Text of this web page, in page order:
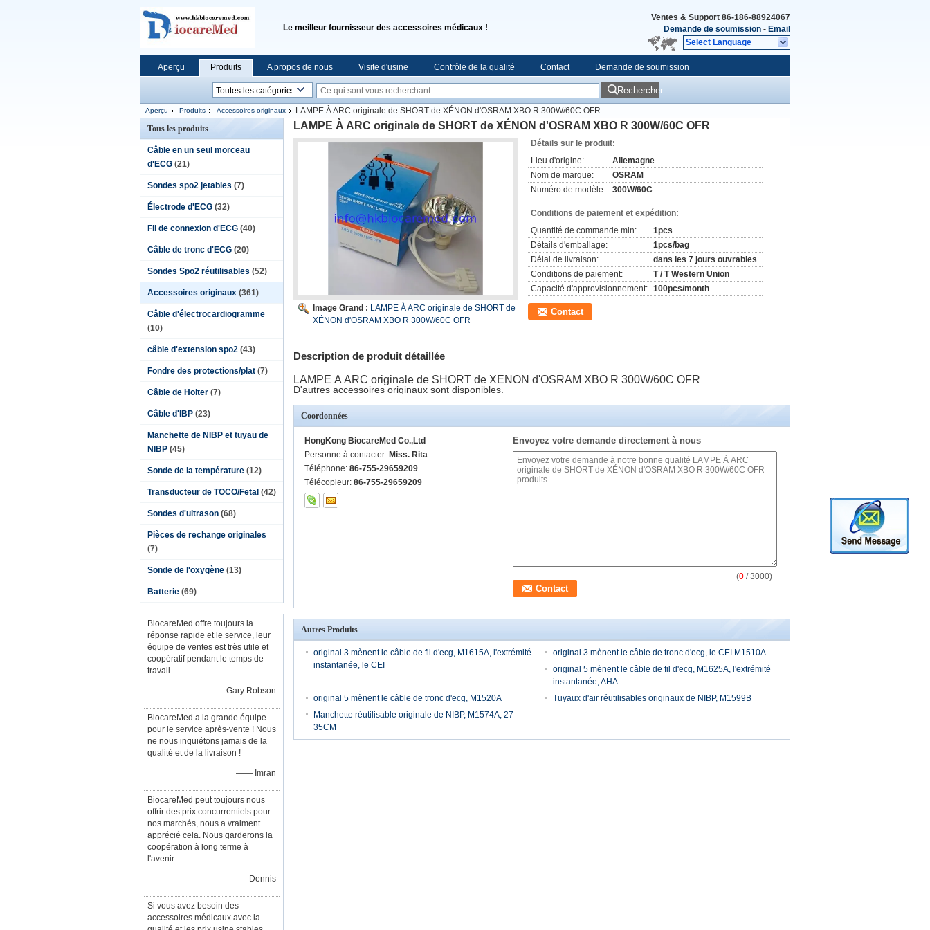
Le meilleur fournisseur des accessoires médicaux !
Ventes & Support 86-186-88924067
Demande de soumission - Email
Select Language
Aperçu Produits A propos de nous Visite d'usine Contrôle de la qualité Contact Demande de soumission
Rechercher
Aperçu Produits Accessoires originaux
LAMPE À ARC originale de SHORT de XÉNON d'OSRAM XBO R 300W/60C OFR
Tous les produits
Câble en un seul morceau
d'ECG (21)
Sondes spo2 jetables (7)
Électrode d'ECG (32)
Fil de connexion d'ECG (40)
Câble de tronc d'ECG (20)
Sondes Spo2 réutilisables (52)
Accessoires originaux (361)
Câble d'électrocardiogramme
(10)
câble d'extension spo2 (43)
Fondre des protections/plat (7)
Câble de Holter (7)
Câble d'IBP (23)
Manchette de NIBP et tuyau de
NIBP (45)
Sonde de la température (12)
Transducteur de TOCO/Fetal (42)
Sondes d'ultrason (68)
Pièces de rechange originales
(7)
Sonde de l'oxygène (13)
Batterie (69)
BiocareMed offre toujours la
réponse rapide et le service, leur
équipe de ventes est très utile et
coopératif pendant le temps de
travail.
—— Gary Robson
BiocareMed a la grande équipe
pour le service après-vente ! Nous
ne nous inquiétons jamais de la
qualité et de la livraison !
—— Imran
BiocareMed peut toujours nous
offrir des prix concurrentiels pour
nos marchés, nous a vraiment
apprécié cela. Nous garderons la
coopération à long terme à
l'avenir.
—— Dennis
Si vous avez besoin des
accessoires médicaux avec la
LAMPE À ARC originale de SHORT de XÉNON d'OSRAM XBO R 300W/60C OFR
Image Grand : LAMPE À ARC originale de SHORT de
XÉNON d'OSRAM XBO R 300W/60C OFR
Détails sur le produit:
Lieu d'origine:
Allemagne
Nom de marque:
OSRAM
Numéro de modèle:
300W/60C
Conditions de paiement et expédition:
Quantité de commande min:
1pcs
Détails d'emballage:
1pcs/bag
Délai de livraison:
dans les 7 jours ouvrables
Conditions de paiement:
T / T Western Union
Capacité d'approvisionnement: 100pcs/month
Contact
Description de produit détaillée
LAMPE À ARC originale de SHORT de XÉNON d'OSRAM XBO R 300W/60C OFR
D'autres accessoires originaux sont disponibles.
Coordonnées
HongKong BiocareMed Co.,Ltd
Personne à contacter: Miss. Rita
Téléphone: 86-755-29659209
Télécopieur: 86-755-29659209
Envoyez votre demande directement à nous
(0 / 3000)
Autres Produits
original 3 mènent le câble de fil d'ecg, M1615A, l'extrémité
instantanée, le CEI
original 3 mènent le câble de tronc d'ecg, le CEI M1510A
original 5 mènent le câble de fil d'ecg, M1625A, l'extrémité
instantanée, AHA
original 5 mènent le câble de tronc d'ecg, M1520A
Tuyaux d'air réutilisables originaux de NIBP, M1599B
Manchette réutilisable originale de NIBP, M1574A, 27-
35CM